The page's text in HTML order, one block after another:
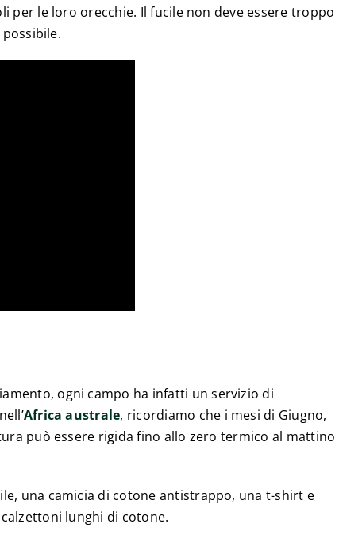
per le loro orecchie. Il fucile non deve essere troppo
ogni campo ha infatti un servizio di
Africa australe, ricordiamo che i mesi di Giugno,
può essere rigida fino allo zero termico al mattino
una camicia di cotone antistrappo, una t-shirt e
lunghi di cotone.